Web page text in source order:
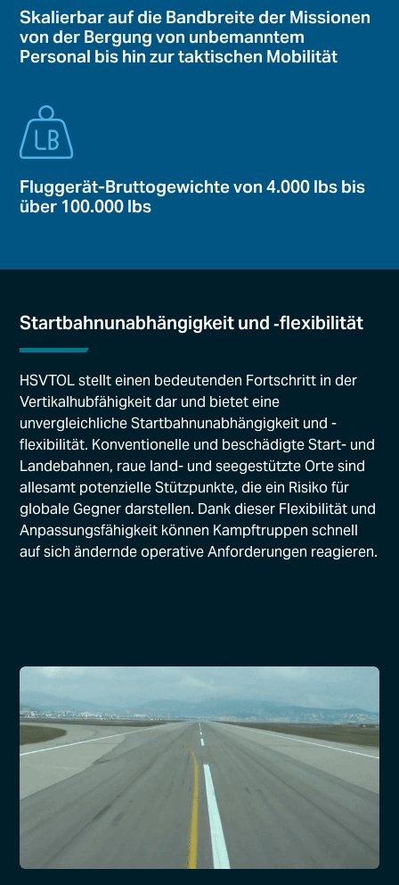
Skalierbar auf die Bandbreite der Missionen
von der Bergung von unbemanntem
Personal bis hin zur taktischen Mobilität
Fluggerät-Bruttogewichte von 4.000 lbs bis
über 100.000 lbs
Startbahnunabhängigkeit und ‑flexibilität
HSVTOL stellt einen bedeutenden Fortschritt in der
Vertikalhubfähigkeit dar und bietet eine
unvergleichliche Startbahnunabhängigkeit und -
flexibilität. Konventionelle und beschädigte Start- und
Landebahnen, raue land- und seegestützte Orte sind
allesamt potenzielle Stützpunkte, die ein Risiko für
globale Gegner darstellen. Dank dieser Flexibilität und
Anpassungsfähigkeit können Kampftruppen schnell
auf sich ändernde operative Anforderungen reagieren.